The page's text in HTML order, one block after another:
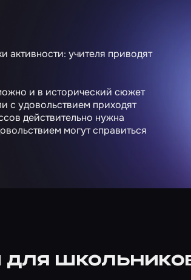
активности: учителя приводят
и в исторический сюжет
с удовольствием приходят
действительно нужна
могут справиться